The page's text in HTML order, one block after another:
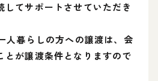
してサポートさせていただき
人暮らしの方への譲渡は、会
とが譲渡条件となりますので